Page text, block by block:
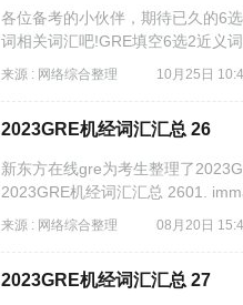
各位备考的小伙伴，期待已久的6
词相关词汇吧!GRE填空6选2近义
来源 : 网络综合整理 10月25日
2023GRE机经词汇汇总 26
新东方在线gre为考生整理了
2023GRE机经词汇汇总 2601.
来源 : 网络综合整理 08月20日
2023GRE机经词汇汇总 27